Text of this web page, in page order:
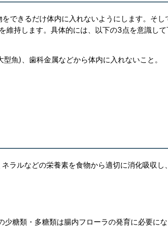
できるだけ体内に入れないようにします。そし
維持します。具体的には、以下の3点を意識して
魚)、歯科金属などから体内に入れないこと。
ラルなどの栄養素を食物から適切に消化吸収し
糖類・多糖類は腸内フローラの発育に必要にな